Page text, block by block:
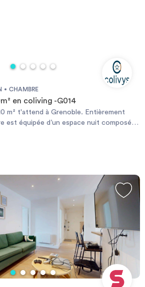
CHAMBRE
en coliving -G014
m² t'attend à Grenoble. Entièrement
est équipée d’un espace nuit composé
(140x190), d’une table et d’une lampe.
de nombreux espaces de rangements et
d’un bureau, d’une chaise et d’une
sur charges et le contrat internet sont
mensuel. Eligible aux APL.